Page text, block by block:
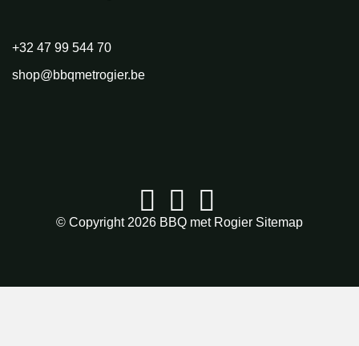
+32 47 99 544 70
shop@bbqmetrogier.be
© Copyright 2026 BBQ met Rogier Sitemap